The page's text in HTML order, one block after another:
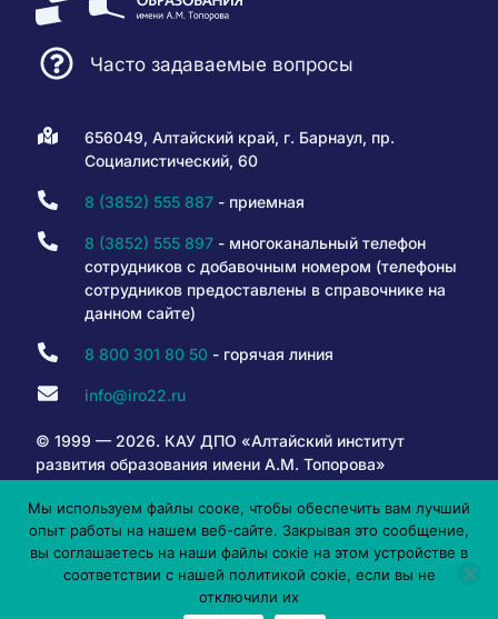
Часто задаваемые вопросы
656049, Алтайский край, г. Барнаул, пр.
Социалистический, 60
8 (3852) 555 887- приемная
8 (3852) 555 897- многоканальный телефон
сотрудников с добавочным номером (телефоны
сотрудников предоставлены в справочнике на
данном сайте)
8 800 301 80 50- горячая линия
info@iro22.ru
© 1999 — 2026. КАУ ДПО «Алтайский институт
развития образования имени А.М. Топорова»
6+
Мы используем файлы сооке, чтобы обеспечить вам лучший
опыт работы на нашем веб-сайте. Закрывая это сообщение,
вы соглашаетесь на наши файлы сокіе на этом устройстве в
соответствии с нашей политикой сокіе, если вы не
отключили их